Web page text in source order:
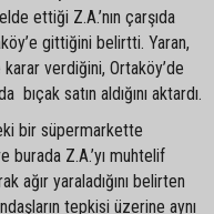
ettiği Z.A.’nın çarşıda
gittiğini belirtti. Yaran,
karar verdiğini, Ortaköy’de
satın aldığını aktardı.
bir süpermarkette
Z.A.’yı muhtelif
ağır yaraladığını belirten
tepkisi üzerine aynı